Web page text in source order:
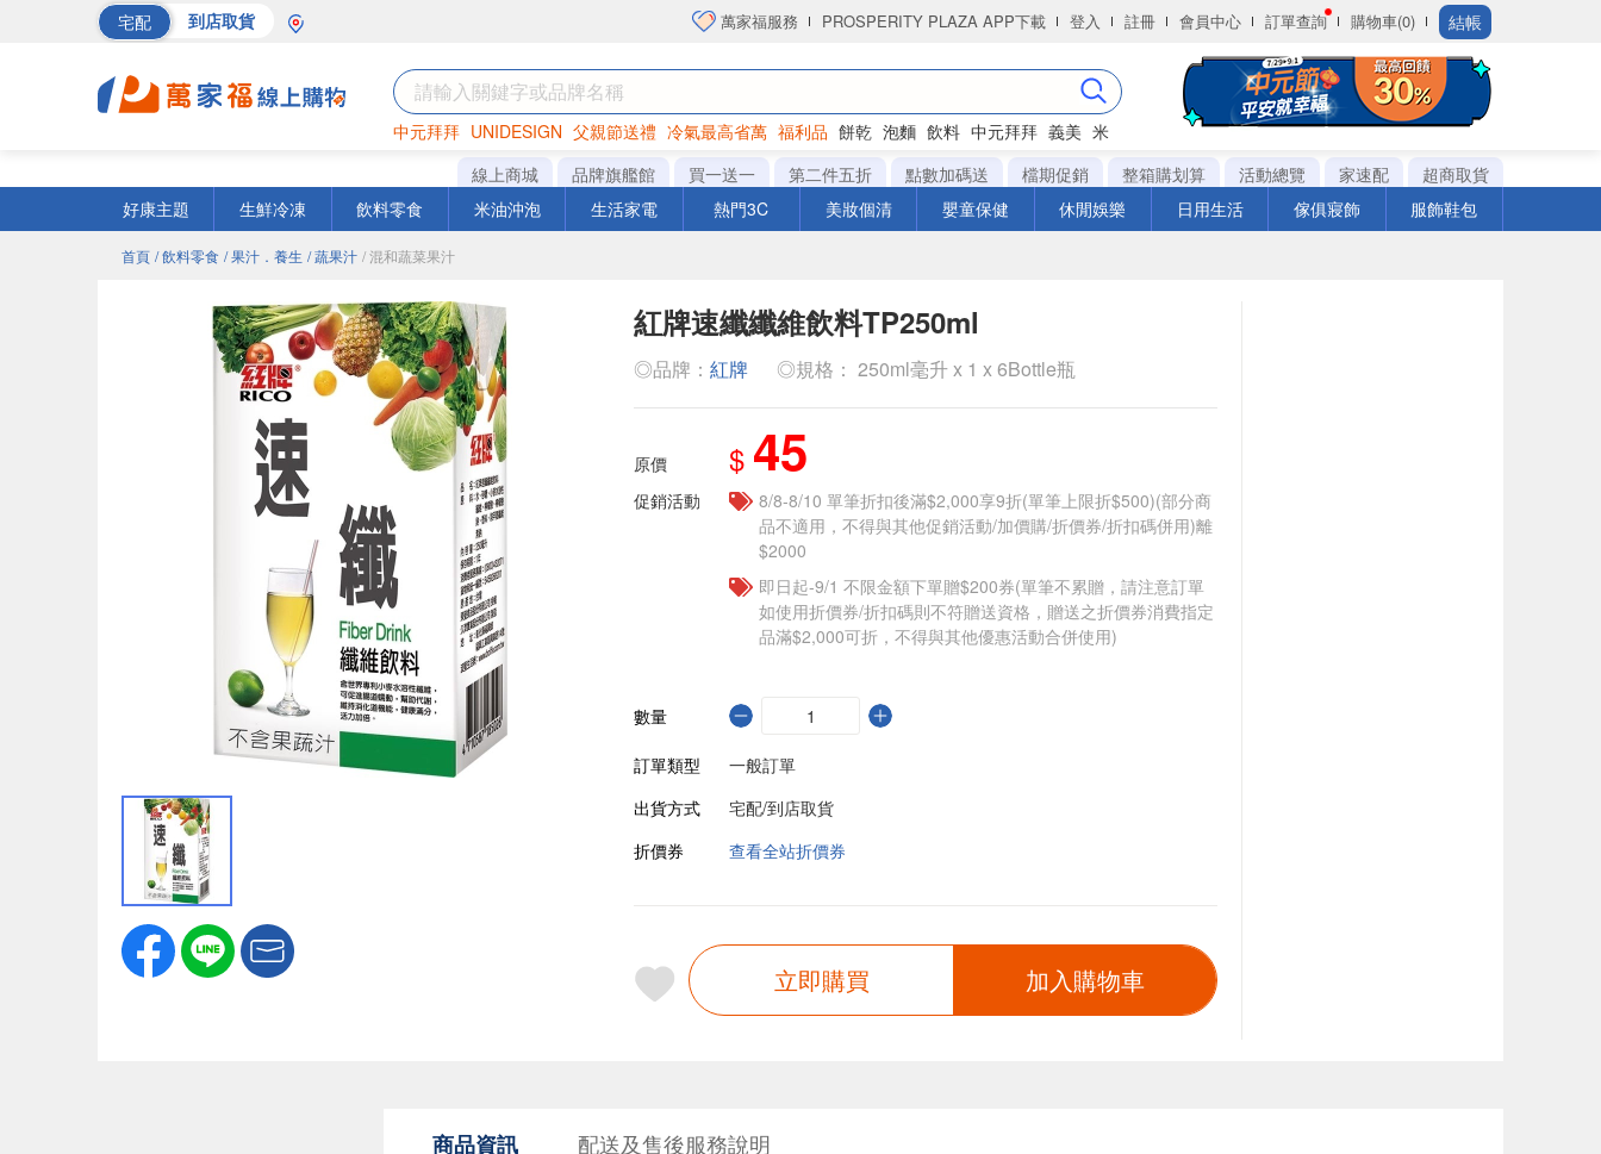
宅配 到店取貨 萬家福服務 PROSPERITY PLAZA APP下載 登入 註冊 會員中心 訂單查詢 購物車(0) 結帳
中元拜拜 UNIDESIGN 父親節送禮 冷氣最高省萬 福利品 餅乾 泡麵 飲料 中元拜拜 義美 米
罐頭 海苔 洋芋片
線上商城 品牌旗艦館 買一送一 第二件五折 點數加碼送 檔期促銷 整箱購划算 活動總覽 家速配
超商取貨
好康主題
生鮮冷凍 飲料零食 米油沖泡 生活家電 熱門3C 美妝個清 嬰童保健 休閒娛樂 日用生活 傢俱寢飾 服飾鞋包
首頁 / 飲料零食 / 果汁．養生 / 蔬果汁 / 混和蔬菜果汁
紅牌速纖纖維飲料TP250ml
◎品牌： 紅牌 ◎規格： 250ml毫升 x 1 x 6Bottle瓶
原價 $ 45
促銷活動
8/8-8/10 單筆折扣後滿$2,000享9折(單筆上限折$500)(部分商
品不適用，不得與其他促銷活動/加價購/折價券/折扣碼併用)離
$2000
即日起-9/1 不限金額下單贈$200券(單筆不累贈，請注意訂單
如使用折價券/折扣碼則不符贈送資格，贈送之折價券消費指定
品滿$2,000可折，不得與其他優惠活動合併使用)
數量
訂單類型
一般訂單
出貨方式
宅配/到店取貨
折價券
查看全站折價券
立即購買 加入購物車
商品資訊 配送及售後服務說明